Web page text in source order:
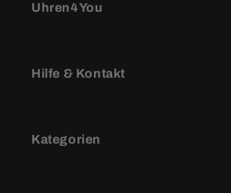
Uhren4You
Hilfe & Kontakt
Kategorien